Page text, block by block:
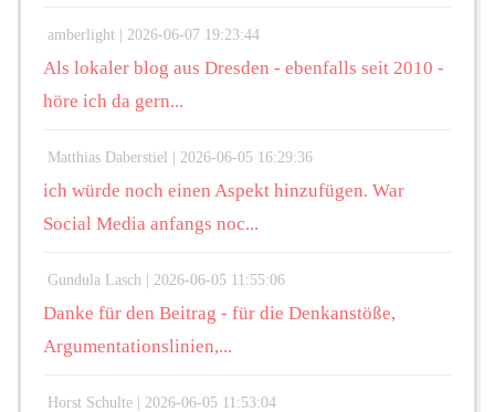
amberlight | 2026-06-07 19:23:44
Als lokaler blog aus Dresden - ebenfalls seit 2010 -
höre ich da gern...
Matthias Daberstiel | 2026-06-05 16:29:36
ich würde noch einen Aspekt hinzufügen. War
Social Media anfangs noc...
Gundula Lasch | 2026-06-05 11:55:06
Danke für den Beitrag - für die Denkanstöße,
Argumentationslinien,...
Horst Schulte | 2026-06-05 11:53:04